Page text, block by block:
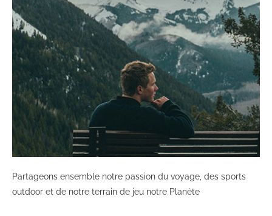
Partageons ensemble notre passion du voyage, des sports
outdoor et de notre terrain de jeu notre Planète